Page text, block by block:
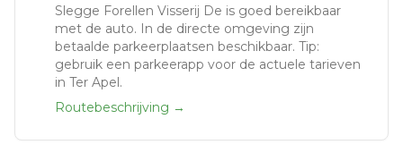
Slegge Forellen Visserij De is goed bereikbaar
met de auto. In de directe omgeving zijn
betaalde parkeerplaatsen beschikbaar. Tip:
gebruik een parkeerapp voor de actuele tarieven
in Ter Apel.
Routebeschrijving →